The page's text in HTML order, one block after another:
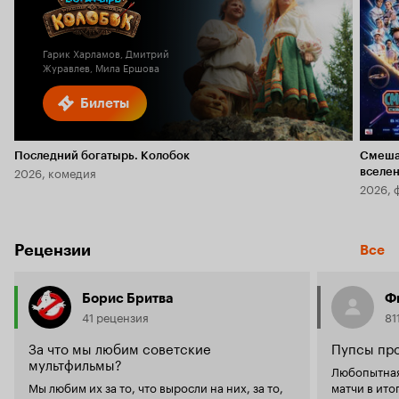
Билеты
Кинопоиска
Гарик Харламов, Дмитрий
Журавлев, Мила Ершова
Последний богатырь. Колобок
2026, комедия
6.1
2026,
Рецензии Все
Борис Бритва
41 рецензия
За что мы любим советские
мультфильмы?
Мы любим их за то, что выросли на них, за то,
Пупсы
матчи в